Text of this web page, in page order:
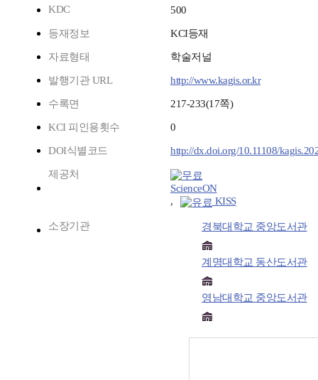
KDC
500
등재정보 KCI등재
자료형태 학술저널
발행기관 URL http://www.kagis.or.kr
수록면 217-233(17쪽)
KCI 피인용횟수 0
DOI식별코드 http://dx.doi.org/10.11108/
제공처
ScienceON
,
KISS
소장기관 경북대학교 중앙도서관
계명대학교 동산도서관
영남대학교 중앙도서관